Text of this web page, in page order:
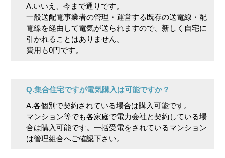
A.いいえ、今まで通りです。
一般送配電事業者の管理・運営する既存の送電線・配
電線を経由して電気が送られますので、新しく自宅に
引かれることはありません。
費用も0円です。
Q.集合住宅ですが電気購入は可能ですか？
A.各個別で契約されている場合は購入可能です。
マンション等でも各家庭で電力会社と契約している場
合は購入可能です。一括受電をされているマンション
は管理組合へご確認下さい。